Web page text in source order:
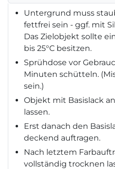
Untergrund muss
fettfrei sein - ggf. mit
Das Zielobjekt sollte
bis 25°C besitzen.
Sprühdose vor
Minuten schütteln.
sein.)
Objekt mit Basislack
lassen.
Erst danach den
deckend auftragen.
Nach letztem
vollständig trocknen